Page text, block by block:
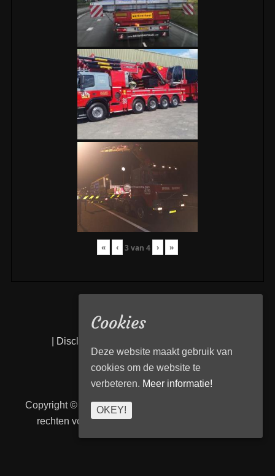
« ‹ 3van 4 › »
Disclaimer
Copyright © 2026Transport Begeleiding Venlo
rechten voorbehouden. | TBVenlo door
Cookies
Deze website maakt gebruik van
cookies om de website te
verbeteren. Meer informatie!
OKEY!